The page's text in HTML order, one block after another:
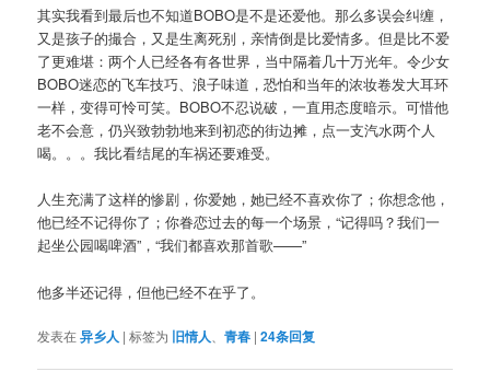
其实我看到最后也不知道BOBO是不是还爱他。那么多误会纠缠，
又是孩子的撮合，又是生离死别，亲情倒是比爱情多。但是比不爱
了更难堪：两个人已经各有各世界，当中隔着几十万光年。令少女
BOBO迷恋的飞车技巧、浪子味道，恐怕和当年的浓妆卷发大耳环
一样，变得可怜可笑。BOBO不忍说破，一直用态度暗示。可惜他
老不会意，仍兴致勃勃地来到初恋的街边摊，点一支汽水两个人
喝。。。我比看结尾的车祸还要难受。
人生充满了这样的惨剧，你爱她，她已经不喜欢你了；你想念他，
他已经不记得你了；你眷恋过去的每一个场景，“记得吗？我们一
起坐公园喝啤酒”，“我们都喜欢那首歌——”
他多半还记得，但他已经不在乎了。
发表在异乡人 |标签为 旧情人 、青春 |24条回复